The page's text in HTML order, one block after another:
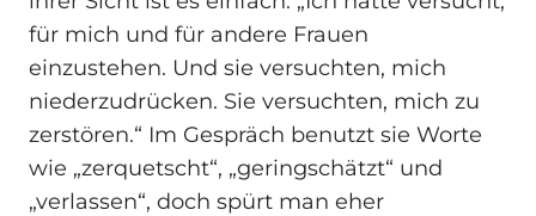
für mich und für andere Frauen
einzustehen. Und sie versuchten, mich
niederzudrücken. Sie versuchten, mich zu
zerstören.“ Im Gespräch benutzt sie Worte
wie „zerquetscht“, „geringschätzt“ und
„verlassen“, doch spürt man eher